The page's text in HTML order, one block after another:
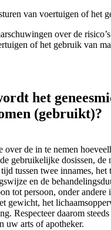
van voertuigen of het
over de
of het gebruik van
het
(gebruikt)?
over de in te nemen
gebruikelijke dosissen, de
tussen twee innames,
en de
tot persoon, onder andere
gewicht, het
Respecteer daarom
uw arts of apotheker.